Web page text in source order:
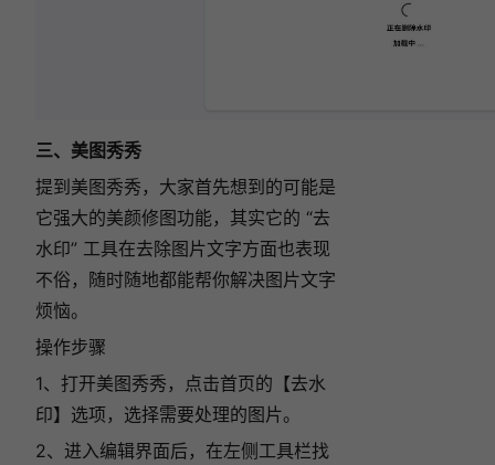
三、美图秀秀
提到美图秀秀，大家首先想到的可能是
它强大的美颜修图功能，其实它的 “去
水印” 工具在去除图片文字方面也表现
不俗，随时随地都能帮你解决图片文字
烦恼。
操作步骤
1、打开美图秀秀，点击首页的【去水
印】选项，选择需要处理的图片。
2、进入编辑界面后，在左侧工具栏找